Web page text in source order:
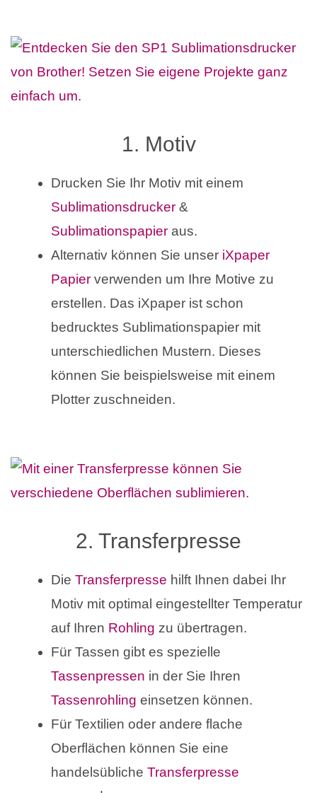
1. Motiv
Drucken Sie Ihr Motiv mit einem
Sublimationsdrucker &
Sublimationspapier aus.
Alternativ können Sie unser iXpaper
Papier verwenden um Ihre Motive zu
erstellen. Das iXpaper ist schon
bedrucktes Sublimationspapier mit
unterschiedlichen Mustern. Dieses
können Sie beispielsweise mit einem
Plotter zuschneiden.
2. Transferpresse
Die Transferpresse hilft Ihnen dabei Ihr
Motiv mit optimal eingestellter Temperatur
auf Ihren Rohling zu übertragen.
Für Tassen gibt es spezielle
Tassenpressen in der Sie Ihren
Tassenrohling einsetzen können.
Für Textilien oder andere flache
Oberflächen können Sie eine
handelsübliche Transferpresse